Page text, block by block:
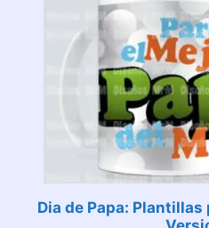
Dia de Papa: